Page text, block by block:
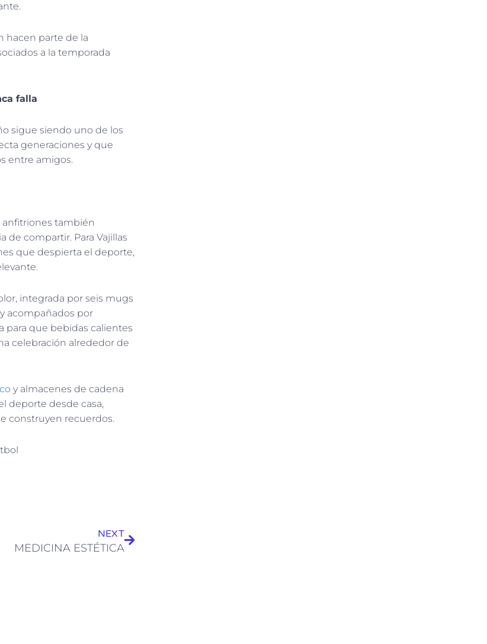
hacen parte de la
a la temporada
falla
sigue siendo uno de los
generaciones y que
entre amigos.
anfitriones también
de compartir. Para Vajillas
que despierta el deporte,
integrada por seis mugs
acompañados por
para que bebidas calientes
celebración alrededor de
y almacenes de cadena
deporte desde casa,
construyen recuerdos.
NEXT
MEDICINA ESTÉTICA